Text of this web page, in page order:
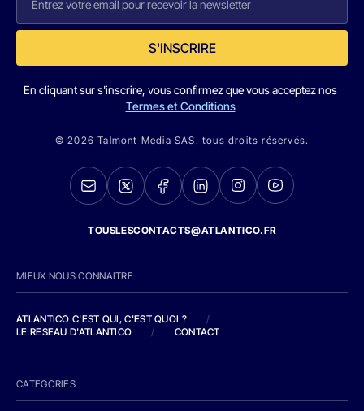
S'INSCRIRE
En cliquant sur s'inscrire, vous confirmez que vous acceptez nos
Termes et Conditions
© 2026 Talmont Media SAS. tous droits réservés.
TOUSLESCONTACTS@ATLANTICO.FR
MIEUX NOUS CONNAITRE
ATLANTICO C'EST QUI, C'EST QUOI ?
/
LE RESEAU D'ATLANTICO
/ CONTACT
CATEGORIES